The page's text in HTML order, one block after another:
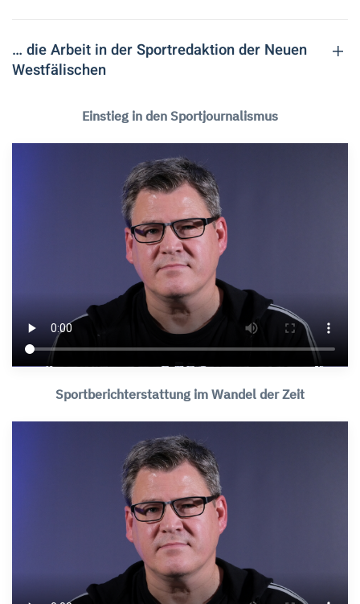
… die Arbeit in der Sportredaktion der Neuen
Westfälischen
Einstieg in den Sportjournalismus
Sportberichterstattung im Wandel der Zeit